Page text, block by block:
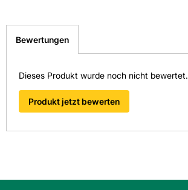
Bewertungen
Dieses Produkt wurde noch nicht bewertet.
Produkt jetzt bewerten